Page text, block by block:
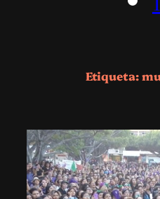
Etiqueta: